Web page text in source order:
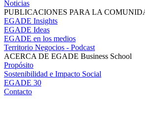
Noticias
PUBLICACIONES PARA LA
EGADE Insights
EGADE Ideas
EGADE en los medios
Territorio Negocios - Podcast
ACERCA DE EGADE Business School
Propósito
Sostenibilidad e Impacto Social
EGADE 30
Contacto